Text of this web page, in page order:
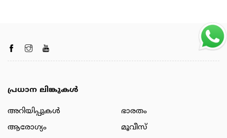
പ്രധാന ലിങ്കുകൾ
അറിയിപ്പുകള്‍
ആരോഗ്യം
ഭാരതം
മൂവീസ്